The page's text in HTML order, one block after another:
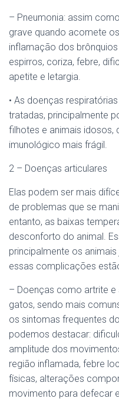
– Pneumonia: assim
grave quando acomete
inflamação dos
espirros, coriza, febre,
apetite e letargia.
• As doenças
tratadas, principalmente
filhotes e animais idosos,
imunológico mais frágil.
2 – Doenças articulares
Elas podem ser mais
de problemas que se
entanto, as baixas
desconforto do animal.
principalmente os
essas complicações
– Doenças como artrite
gatos, sendo mais
os sintomas frequentes
podemos destacar:
amplitude dos
região inflamada, febre
físicas, alterações
movimento para defecar